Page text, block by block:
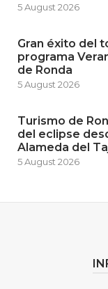
5 August 2026
Gran éxito del
programa
de Ronda
5 August 2026
Turismo de
del eclipse
Alameda del
5 August 2026